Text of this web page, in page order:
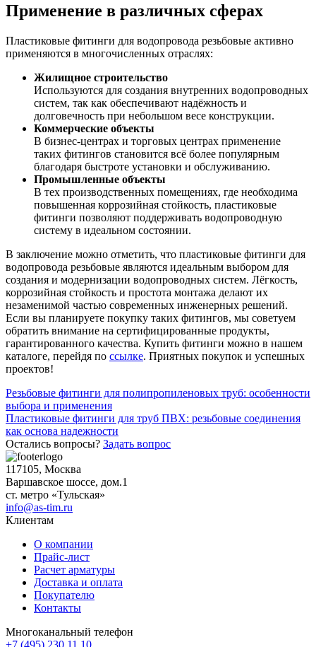
Применение в различных сферах
Пластиковые фитинги для водопровода резьбовые активно
применяются в многочисленных отраслях:
Жилищное строительство
Используются для создания внутренних водопроводных
систем, так как обеспечивают надёжность и
долговечность при небольшом весе конструкции.
Коммерческие объекты
В бизнес-центрах и торговых центрах применение
таких фитингов становится всё более популярным
благодаря быстроте установки и обслуживанию.
Промышленные объекты
В тех производственных помещениях, где необходима
повышенная коррозийная стойкость, пластиковые
фитинги позволяют поддерживать водопроводную
систему в идеальном состоянии.
В заключение можно отметить, что пластиковые фитинги для
водопровода резьбовые являются идеальным выбором для
создания и модернизации водопроводных систем. Лёгкость,
коррозийная стойкость и простота монтажа делают их
незаменимой частью современных инженерных решений.
Если вы планируете покупку таких фитингов, мы советуем
обратить внимание на сертифицированные продукты,
гарантированного качества. Купить фитинги можно в нашем
каталоге, перейдя по ссылке. Приятных покупок и успешных
проектов!
Навигация
по
записям
Резьбовые фитинги для полипропиленовых труб: особенности
выбора и применения
Пластиковые фитинги для труб ПВХ: резьбовые соединения
как основа надежности
Остались вопросы? Задать вопрос
117105, Москва
Варшавское шоссе, дом.1
ст. метро «Тульская»
info@as-tim.ru
Клиентам
О компании
Прайс-лист
Расчет арматуры
Доставка и оплата
Покупателю
Контакты
Многоканальный телефон
+7 (495) 230 11 10